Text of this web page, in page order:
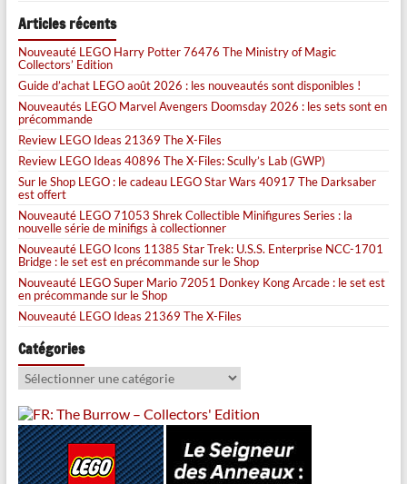
Articles récents
Nouveauté LEGO Harry Potter 76476 The Ministry of Magic
Collectors’ Edition
Guide d’achat LEGO août 2026 : les nouveautés sont disponibles !
Nouveautés LEGO Marvel Avengers Doomsday 2026 : les sets sont en
précommande
Review LEGO Ideas 21369 The X-Files
Review LEGO Ideas 40896 The X-Files: Scully’s Lab (GWP)
Sur le Shop LEGO : le cadeau LEGO Star Wars 40917 The Darksaber
est offert
Nouveauté LEGO 71053 Shrek Collectible Minifigures Series : la
nouvelle série de minifigs à collectionner
Nouveauté LEGO Icons 11385 Star Trek: U.S.S. Enterprise NCC-1701
Bridge : le set est en précommande sur le Shop
Nouveauté LEGO Super Mario 72051 Donkey Kong Arcade : le set est
en précommande sur le Shop
Nouveauté LEGO Ideas 21369 The X-Files
Catégories
Catégories